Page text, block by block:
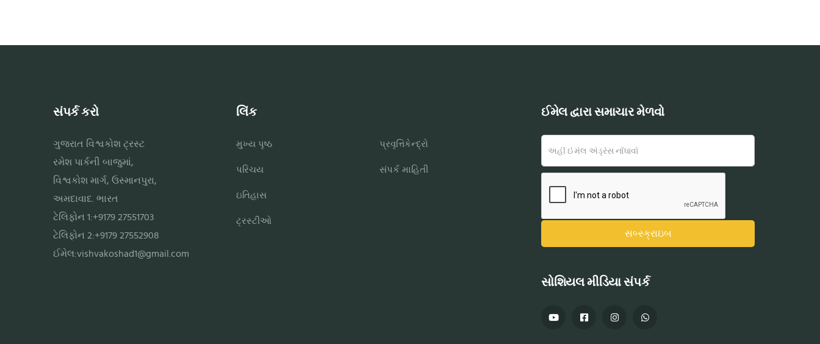
સંપર્ક કરો
ગુજરાત વિશ્વકોશ ટ્રસ્ટ
રમેશ પાર્કની બાજુમાં,
વિશ્વકોશ માર્ગ, ઉસ્માનપુરા,
અમદાવાદ. ભારત
ટેલિફોન 1:+9179 27551703
ટેલિફોન 2:+9179 27552908
ઈમેલ:vishvakoshad1@gmail.com
લિંક
મુખ્ય પૃષ્ઠ
પરિચય
ઇતિહાસ
ટ્રસ્ટીઓ
પ્રવૃત્તિકેન્દ્રો
સંપર્ક માહિતી
ઈમેલ દ્વારા સમાચાર મેળવો
સોશિયલ મીડિયા સંપર્ક